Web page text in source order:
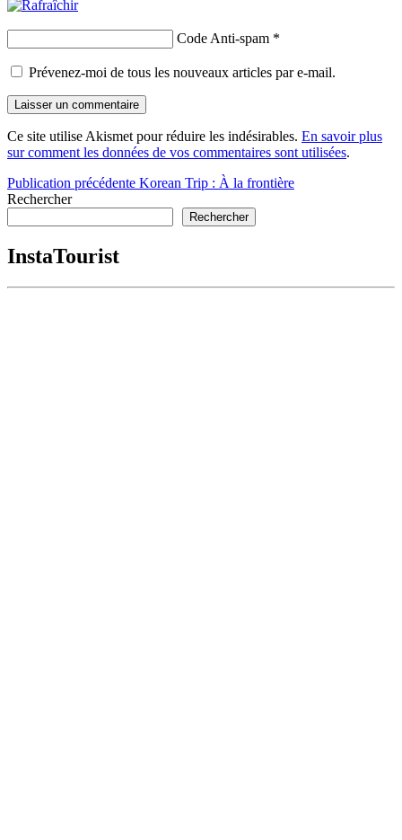
Code Anti-spam *
Prévenez-moi de tous les nouveaux articles par e-mail.
Ce site utilise Akismet pour réduire les indésirables. En savoir plus
sur comment les données de vos commentaires sont utilisées.
Navigation
de
Publication précédente Korean Trip : À la frontière
Rechercher
Rechercher
InstaTourist